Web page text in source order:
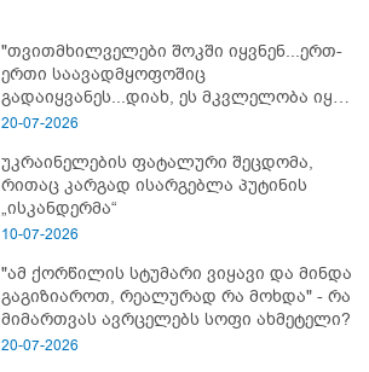
"თვითმხილველები შოკში იყვნენ...ერთ-
ერთი საავადმყოფოშიც
გადაიყვანეს...დიახ, ეს მკვლელობა იყო"
- გორში დატრიალებული ტრაგედიის
20-07-2026
უკრაინელების ფატალური შეცდომა,
რითაც კარგად ისარგებლა პუტინის
„ისკანდერმა“
10-07-2026
"ამ ქორწილის სტუმარი ვიყავი და მინდა
გაგიზიაროთ, რეალურად რა მოხდა" - რა
მიმართვას ავრცელებს სოფი ახმეტელი?
20-07-2026